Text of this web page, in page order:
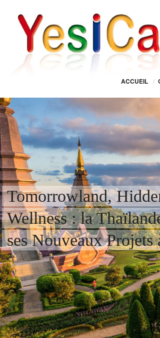
ACCUEIL /
Tomorrowland,
Wellness : la
ses Nouveaux Projets